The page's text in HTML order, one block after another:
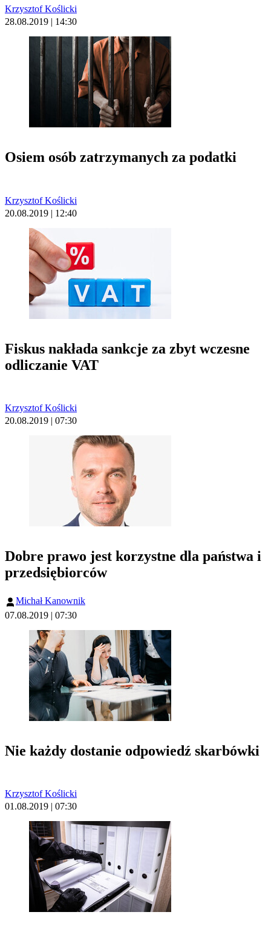
Krzysztof Koślicki
28.08.2019 | 14:30
Osiem osób zatrzymanych za podatki
Krzysztof Koślicki
20.08.2019 | 12:40
Fiskus nakłada sankcje za zbyt wczesne
odliczanie VAT
Krzysztof Koślicki
20.08.2019 | 07:30
Dobre prawo jest korzystne dla państwa i
przedsiębiorców
Michał Kanownik
07.08.2019 | 07:30
Nie każdy dostanie odpowiedź skarbówki
Krzysztof Koślicki
01.08.2019 | 07:30